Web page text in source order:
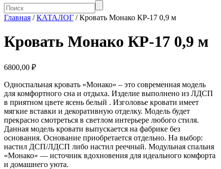
Главная / КАТАЛОГ / Кровать Монако КР-17 0,9 м
Кровать Монако КР-17 0,9 м
6800,00 ₽
Односпальная кровать «Монако» – это современная модель
для комфортного сна и отдыха. Изделие выполнено из ЛДСП
в приятном цвете ясень белый . Изголовье кровати имеет
мягкие вставки и декоративную отделку. Модель будет
прекрасно смотреться в светлом интерьере любого стиля.
Данная модель кровати выпускается на фабрике без
основания. Основание приобретается отдельно. На выбор:
настил ДСП/ЛДСП либо настил реечный. Модульная спальня
«Монако» — источник вдохновения для идеального комфорта
и домашнего уюта.